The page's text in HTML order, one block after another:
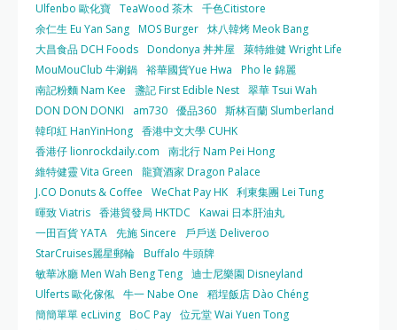
Ulfenbo 歐化寶 TeaWood 茶木 千色Citistore
余仁生 Eu Yan Sang MOS Burger 炑八韓烤 Meok Bang
大昌食品 DCH Foods Dondonya 丼丼屋
萊特維健 Wright Life
MouMouClub 牛涮鍋 裕華國貨Yue Hwa
Pho le 錦麗
南記粉麵 Nam Kee
盞記 First Edible Nest 翠華 Tsui Wah
DON DON DONKI
am730 優品360 斯林百蘭 Slumberland
韓印紅 HanYinHong 香港中文大學 CUHK
香港仔 lionrockdaily.com
南北行 Nam Pei Hong
維特健靈 Vita Green
龍寶酒家 Dragon Palace
J.CO Donuts & Coffee
WeChat Pay HK 利東集團 Lei Tung
暉致 Viatris 香港貿發局 HKTDC
Kawai 日本肝油丸
一田百貨 YATA 先施 Sincere
戶戶送 Deliveroo
StarCruises麗星郵輪 Buffalo 牛頭牌
敏華冰廳 Men Wah Beng Teng 迪士尼樂園 Disneyland
Ulferts 歐化傢俬 牛一 Nabe One
稻埕飯店 Dào Chéng
簡簡單單 ecLiving BoC Pay 位元堂 Wai Yuen Tong